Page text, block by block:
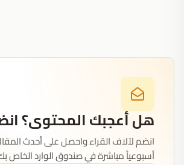
هل أعجبك المحتوى؟
انضم لآلاف القراء واحصل على أحدث
أسبوعياً مباشرة في صندوق الوارد الخاص